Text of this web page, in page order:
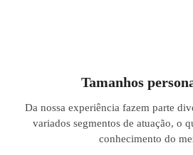
Tamanhos
Da nossa experiência fazem parte
variados segmentos de atuação, o
conhecimento do